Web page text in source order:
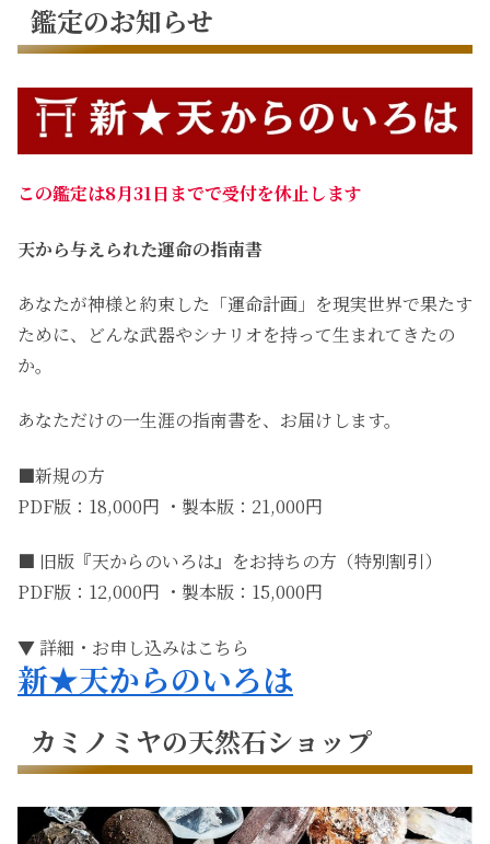
鑑定のお知らせ
この鑑定は8月31日までで受付を休止します
天から与えられた運命の指南書
あなたが神様と約束した「運命計画」を現実世界で果たす
ために、どんな武器やシナリオを持って生まれてきたの
か。
あなただけの一生涯の指南書を、お届けします。
■新規の方
PDF版：18,000円 ・製本版：21,000円
■ 旧版『天からのいろは』をお持ちの方（特別割引）
PDF版：12,000円 ・製本版：15,000円
▼ 詳細・お申し込みはこちら
新★天からのいろは
カミノミヤの天然石ショップ